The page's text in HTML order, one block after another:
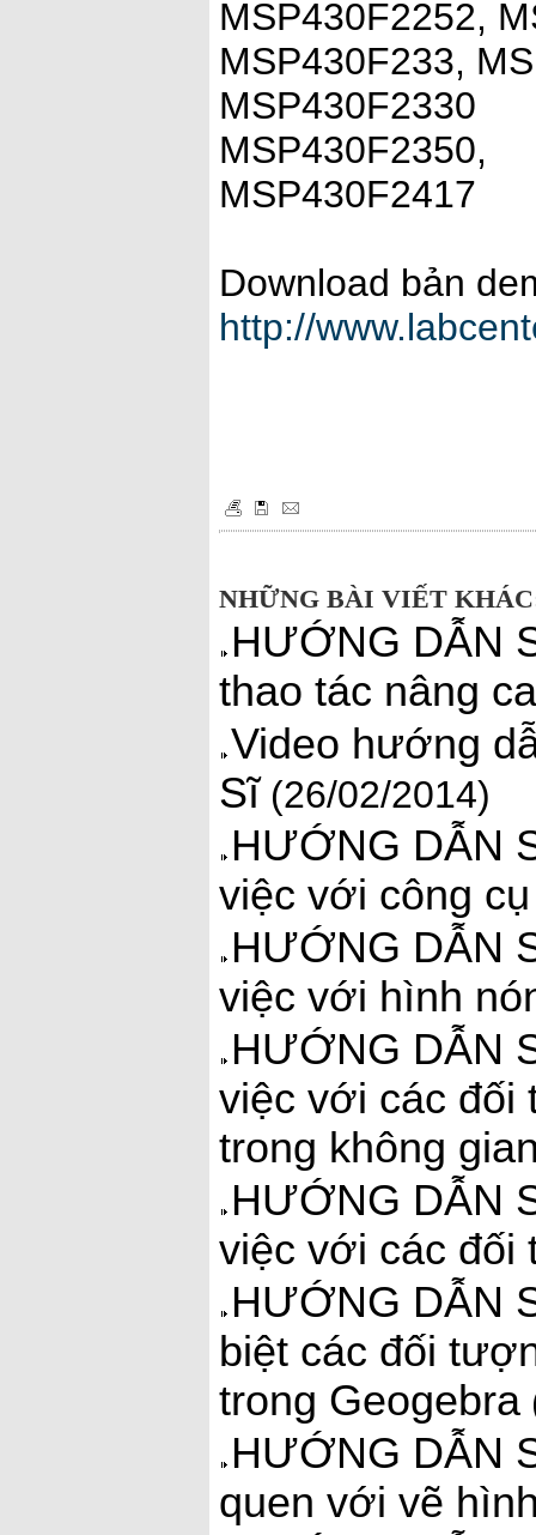
MSP430F2252,
MSP430F233,
MSP430F2330
MSP430F2417
Download bản
http://
NHỮNG BÀI VIẾT
HƯỚNG DẪN
thao tác nâng
Video hướng
Sĩ(26/02/2014)
HƯỚNG DẪN
việc với công
HƯỚNG DẪN
việc với hình
HƯỚNG DẪN
việc với các đối
trong không
HƯỚNG DẪN
việc với các đối
HƯỚNG DẪN
biệt các đối
trong Geogebra
HƯỚNG DẪN
quen với vẽ